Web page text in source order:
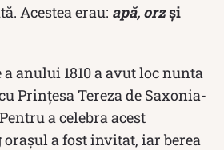
Acestea erau: apă, orzși
anului 1810 a avut loc nunta
Prințesa Tereza de Saxonia-
a celebra acest
a fost invitat, iar berea